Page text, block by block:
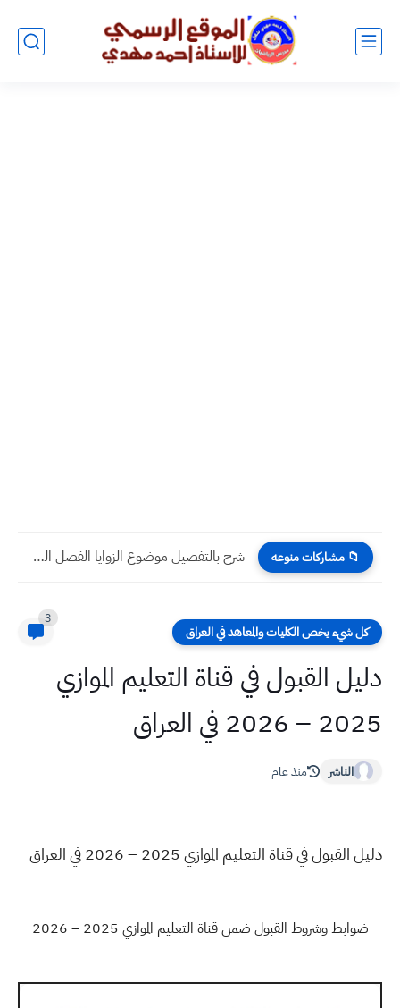
📁 مشاركات منوعه شرح بالتفصيل موضوع الزوايا الفصل السابع درس اول رياضيات الصف...
كل شيء يخص الكليات والمعاهد في العراق
3
دليل القبول في قناة التعليم الموازي
2025 – 2026 في العراق
الناشر منذ عام
دليل القبول في قناة التعليم الموازي 2025 – 2026 في العراق
ضوابط وشروط القبول ضمن قناة التعليم الموازي 2025 – 2026